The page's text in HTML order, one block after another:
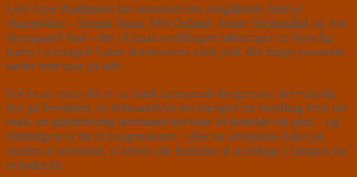
Leiv Arne Kjøllmoen har instrueret det velspillende hold af
skuespillere – Henrik Ipsen, Mei Oulund, Jesper Riefensthal og Ane
Stensgaard Juul – der i klimaforestillingen udkæmper en drabelig
kamp i scenograf Laura Rasmussens våde jord, der meget passende
sætter sine spor på alle.
For hvad enten det er en hårdt kæmpende borgmester der virkelig
tror på fremtiden, en klimaaktivist der kæmper for handling frem for
snak, en grædefærdig landmand der bare vil beholde sin gård – og
tilfældigvis er far til borgmesteren – eller en arbejdsløs fisker på
randen af selvmord, så bliver alle beskidte af at deltage i kampen for
et bedre liv.